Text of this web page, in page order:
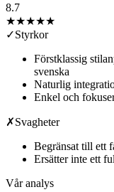
8.7
★★★★★
✓Styrkor
Förstklassig
svenska
Naturlig
Enkel och
✗Svagheter
Begränsat till ett
Ersätter inte ett
Vår analys